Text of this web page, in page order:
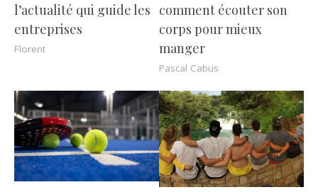
l’actualité qui guide les
entreprises
Florent
comment écouter son
corps pour mieux
manger
Pascal Cabus